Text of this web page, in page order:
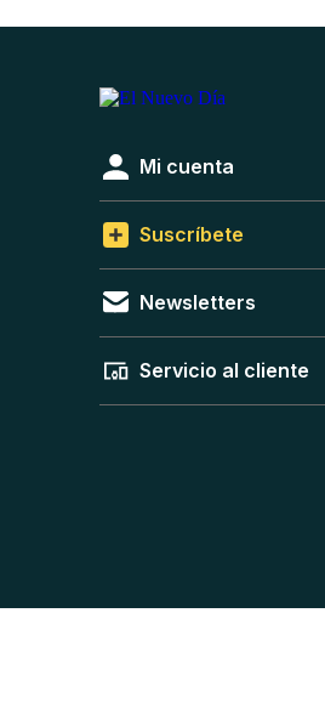
Mi cuenta
Suscríbete
Newsletters
Servicio al cliente